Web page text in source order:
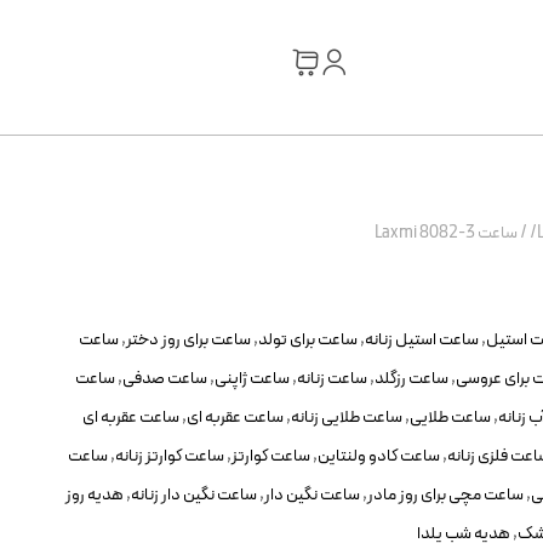
/ساعت Laxmi 8082-3
استیل,ساعت استیل زنانه,ساعت برای تولد,ساعت برای روز دختر,ساعت
برای عروسی,ساعت رزگلد,ساعت زنانه,ساعت ژاپنی,ساعت صدفی,ساعت
,ساعت طلایی,ساعت طلایی زنانه,ساعت عقربه ای,ساعت عقربه ای
فلزی زنانه,ساعت کادو ولنتاین,ساعت کوارتز,ساعت کوارتز زنانه,ساعت
,ساعت مچی برای روز مادر,ساعت نگین دار,ساعت نگین دار زنانه,هدیه روز
,هدیه شب یلدا